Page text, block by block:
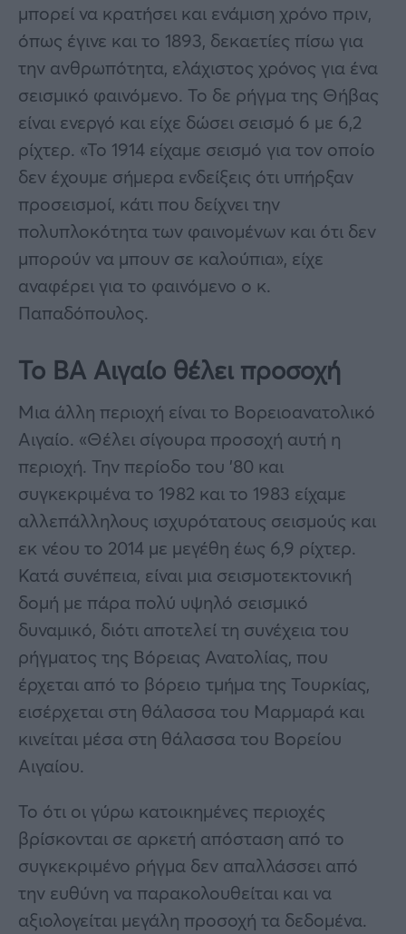
μπορεί να κρατήσει και ενάμιση χρόνο πριν,
όπως έγινε και το 1893, δεκαετίες πίσω για
την ανθρωπότητα, ελάχιστος χρόνος για ένα
σεισμικό φαινόμενο. Το δε ρήγμα της Θήβας
είναι ενεργό και είχε δώσει σεισμό 6 με 6,2
ρίχτερ. «Το 1914 είχαμε σεισμό για τον οποίο
δεν έχουμε σήμερα ενδείξεις ότι υπήρξαν
προσεισμοί, κάτι που δείχνει την
πολυπλοκότητα των φαινομένων και ότι δεν
μπορούν να μπουν σε καλούπια», είχε
αναφέρει για το φαινόμενο ο κ.
Παπαδόπουλος.
Το ΒΑ Αιγαίο θέλει προσοχή
Μια άλλη περιοχή είναι το Βορειοανατολικό
Αιγαίο. «Θέλει σίγουρα προσοχή αυτή η
περιοχή. Την περίοδο του ’80 και
συγκεκριμένα το 1982 και το 1983 είχαμε
αλλεπάλληλους ισχυρότατους σεισμούς και
εκ νέου το 2014 με μεγέθη έως 6,9 ρίχτερ.
Κατά συνέπεια, είναι μια σεισμοτεκτονική
δομή με πάρα πολύ υψηλό σεισμικό
δυναμικό, διότι αποτελεί τη συνέχεια του
ρήγματος της Βόρειας Ανατολίας, που
έρχεται από το βόρειο τμήμα της Τουρκίας,
εισέρχεται στη θάλασσα του Μαρμαρά και
κινείται μέσα στη θάλασσα του Βορείου
Αιγαίου.
Το ότι οι γύρω κατοικημένες περιοχές
βρίσκονται σε αρκετή απόσταση από το
συγκεκριμένο ρήγμα δεν απαλλάσσει από
την ευθύνη να παρακολουθείται και να
αξιολογείται μεγάλη προσοχή τα δεδομένα.